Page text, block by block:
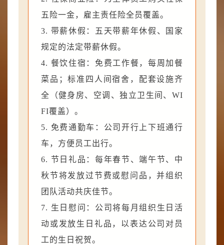
五险一金，雇主责任险全员覆盖。
3. 带薪休假：五天带薪年休假、国家
规定的法定带薪休假。
4. 餐饮住宿：免费工作餐，每周加餐
菜品；标准四人间宿舍，配套设施齐
全（健身房、空调、独立卫生间、WI
FI覆盖）。
5. 免费通勤车：公司开行上下班通行
车，方便员工出行。
6. 节日礼品：每年春节、端午节、中
秋节将发放过节费或慰问品，并组织
团队活动共庆佳节。
7. 生日慰问：公司将每月组织生日活
动或发放生日礼品，以表达公司对员
工的生日祝贺。